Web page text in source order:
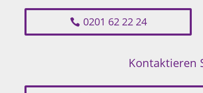
0201 62 22 24
Kontaktieren